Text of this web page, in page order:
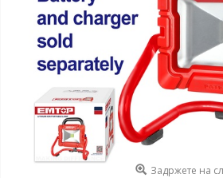
Задржете на